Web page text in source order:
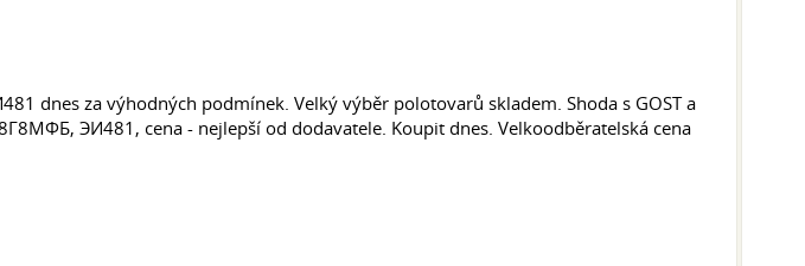
dnes za výhodných podmínek. Velký výběr polotovarů skladem. Shoda s GOST a
ЭИ481, cena - nejlepší od dodavatele. Koupit dnes. Velkoodběratelská cena